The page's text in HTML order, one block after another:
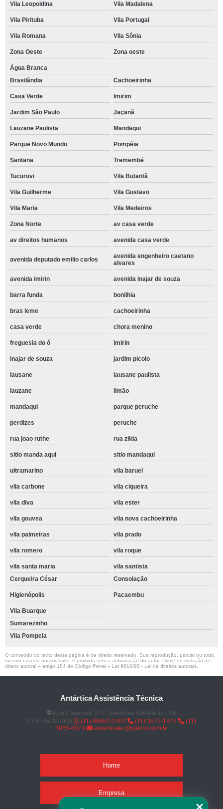
Vila Leopoldina Vila Madalena
Vila Pirituba Vila Portugal
Vila Romana Vila Sônia
Zona Oeste Zona oeste
Água Branca
Brasilândia
Cachoeirinha
Casa Verde Imirim
Jardim São Paulo Jaçanã
Lauzane Paulista Mandaqui
Parque Novo Mundo Pompéia
Santana Tremembé
Tucuruvi Vila Butantã
Vila Guilherme Vila Gustavo
Vila Maria Vila Medeiros
Zona Norte av casa verde
av direitos humanos avenida casa verde
avenida deputado emilio carlos
avenida engenheiro caetano
alvares
avenida imirin avenida inajar de souza
barra funda bonilhia
bras leme cachoeirinha
casa verde chora menino
freguesia do ó imirin
inajar de souza jardim picolo
lausane lausane paulista
lauzane limão
mandaqui parque peruche
perdizes peruche
rua joao ruthe rua zilda
sitio manda aqui sitio mandaqui
ultramarino vila baruel
vila carbone vila ciqueira
vila diva vila ester
vila gouvea vila nova cachoeirinha
vila palmeiras vila prado
vila romero vila roque
vila santa maria
vila santista
Cerqueira César
Consolação
Higienópolis Pacaembu
Vila Buarque
Sumarezinho
Vila Pompeia
O conteúdo do texto desta página é de direito reservado. Sua reprodução, parcial ou total,
mesmo citando nossos links, é proibida sem a autorização do autor. Crime de violação de
direito autoral – artigo 184 do Código Penal – Lei 9610/98 - Lei de direitos autorais
Antártica Assistência Técnica
Rua Cayowaá, 277 - Perdizes São Paulo - SP
CEP: 05018-000
(11) 99652-1401 (11) 3673-1948
(11)
3865-6073
antarticatec@yahoo.com.br
Home
Empresa